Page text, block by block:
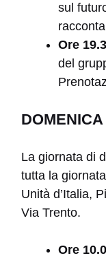
sul
Ore
del
La giornata di
tutta la
Unità d’Italia,
Via Trento.
Ore